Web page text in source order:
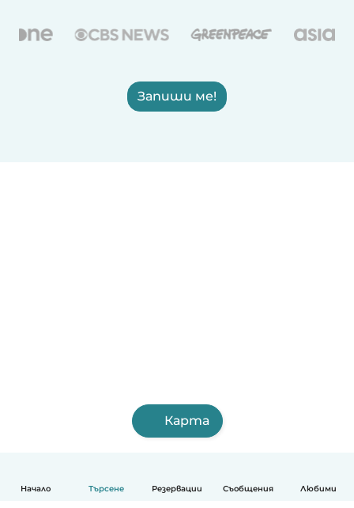
Начало Търсене Резервации Съобщения Любими
Запиши ме!
Карта